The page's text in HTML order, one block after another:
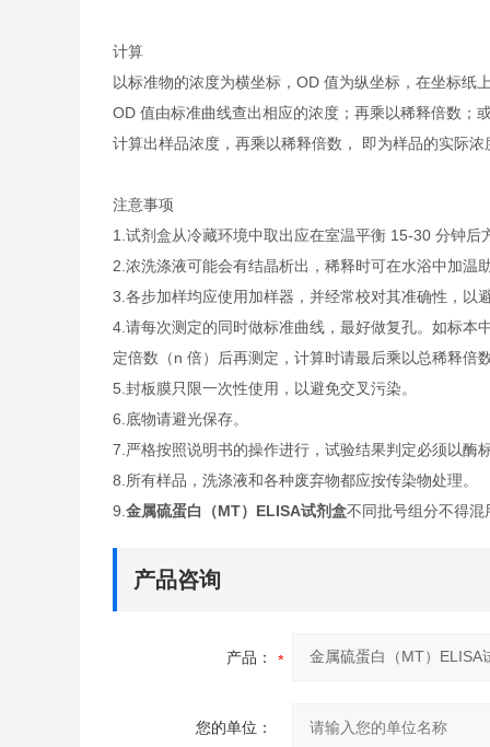
计算
以标准物的浓度为横坐标，OD 值为纵坐标，在坐标纸
OD 值由标准曲线查出相应的浓度；再乘以稀释倍数；
计算出样品浓度，再乘以稀释倍数， 即为样品的实际浓
注意事项
1. 试剂盒从冷藏环境中取出应在室温平衡 15-30 分钟
2. 浓洗涤液可能会有结晶析出，稀释时可在水浴中加温
3. 各步加样均应使用加样器，并经常校对其准确性，以
4. 请每次测定的同时做标准曲线，最好做复孔。如标本
定倍数（n 倍）后再测定，计算时请最后乘以总稀释倍
5. 封板膜只限一次性使用，以避免交叉污染。
6. 底物请避光保存。
7. 严格按照说明书的操作进行，试验结果判定必须以酶
8. 所有样品，洗涤液和各种废弃物都应按传染物处理。
9. 金属硫蛋白（MT）ELISA试剂盒不同批号组分不得混
产品咨询
产品：
您的单位：